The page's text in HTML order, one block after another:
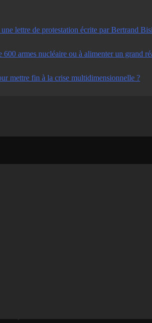
lettre de protestation écrite par Bertrand
armes nucléaire ou à alimenter un grand
mettre fin à la crise multidimensionnelle ?